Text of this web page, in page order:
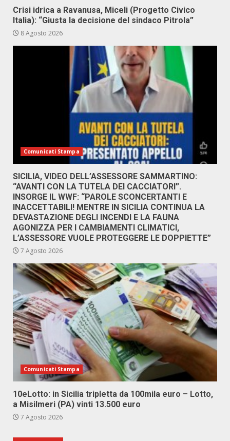
Crisi idrica a Ravanusa, Miceli (Progetto Civico
Italia): “Giusta la decisione del sindaco Pitrola”
8 Agosto 2026
Comunicati Stampa
SICILIA, VIDEO DELL’ASSESSORE SAMMARTINO:
“AVANTI CON LA TUTELA DEI CACCIATORI”.
INSORGE IL WWF: “PAROLE SCONCERTANTI E
INACCETTABILI! MENTRE IN SICILIA CONTINUA LA
DEVASTAZIONE DEGLI INCENDI E LA FAUNA
AGONIZZA PER I CAMBIAMENTI CLIMATICI,
L’ASSESSORE VUOLE PROTEGGERE LE DOPPIETTE”
7 Agosto 2026
Comunicati Stampa
10eLotto: in Sicilia tripletta da 100mila euro – Lotto,
a Misilmeri (PA) vinti 13.500 euro
7 Agosto 2026